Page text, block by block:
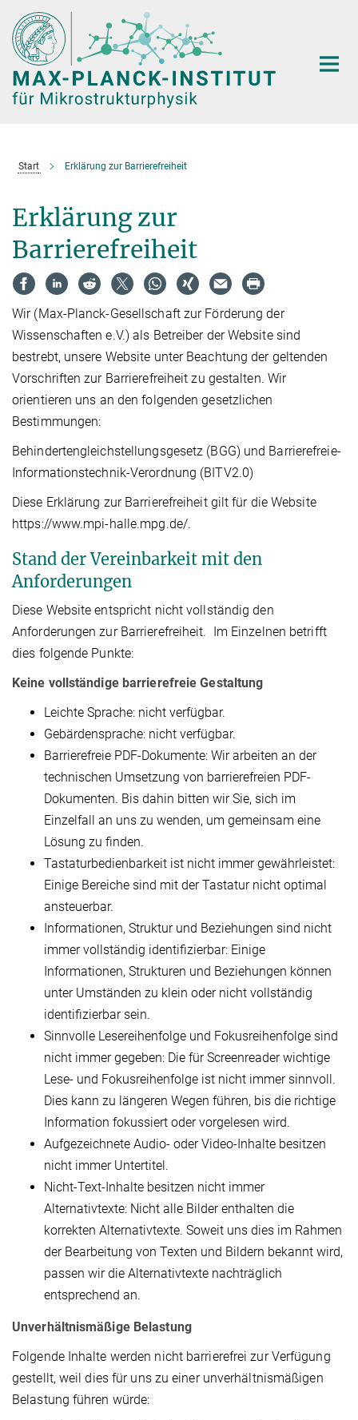
Hauptinhalt
Start Erklärung zur Barrierefreiheit
Erklärung zur
Barrierefreiheit
Wir (Max-Planck-Gesellschaft zur Förderung der
Wissenschaften e.V.) als Betreiber der Website sind
bestrebt, unsere Website unter Beachtung der geltenden
Vorschriften zur Barrierefreiheit zu gestalten. Wir
orientieren uns an den folgenden gesetzlichen
Bestimmungen:
Behindertengleichstellungsgesetz (BGG) und Barrierefreie-
Informationstechnik-Verordnung (BITV2.0)
Diese Erklärung zur Barrierefreiheit gilt für die Website
https://www.mpi-halle.mpg.de/.
Stand der Vereinbarkeit mit den
Anforderungen
Diese Website entspricht nicht vollständig den
Anforderungen zur Barrierefreiheit. Im Einzelnen betrifft
dies folgende Punkte:
Keine vollständige barrierefreie Gestaltung
Leichte Sprache: nicht verfügbar.
Gebärdensprache: nicht verfügbar.
Barrierefreie PDF-Dokumente: Wir arbeiten an der
technischen Umsetzung von barrierefreien PDF-
Dokumenten. Bis dahin bitten wir Sie, sich im
Einzelfall an uns zu wenden, um gemeinsam eine
Lösung zu finden.
Tastaturbedienbarkeit ist nicht immer gewährleistet:
Einige Bereiche sind mit der Tastatur nicht optimal
ansteuerbar.
Informationen, Struktur und Beziehungen sind nicht
immer vollständig identifizierbar: Einige
Informationen, Strukturen und Beziehungen können
unter Umständen zu klein oder nicht vollständig
identifizierbar sein.
Sinnvolle Lesereihenfolge und Fokusreihenfolge sind
nicht immer gegeben: Die für Screenreader wichtige
Lese- und Fokusreihenfolge ist nicht immer sinnvoll.
Dies kann zu längeren Wegen führen, bis die richtige
Information fokussiert oder vorgelesen wird.
Aufgezeichnete Audio- oder Video-Inhalte besitzen
nicht immer Untertitel.
Nicht-Text-Inhalte besitzen nicht immer
Alternativtexte: Nicht alle Bilder enthalten die
korrekten Alternativtexte. Soweit uns dies im Rahmen
der Bearbeitung von Texten und Bildern bekannt wird,
passen wir die Alternativtexte nachträglich
entsprechend an.
Unverhältnismäßige Belastung
Folgende Inhalte werden nicht barrierefrei zur Verfügung
gestellt, weil dies für uns zu einer unverhältnismäßigen
Belastung führen würde: